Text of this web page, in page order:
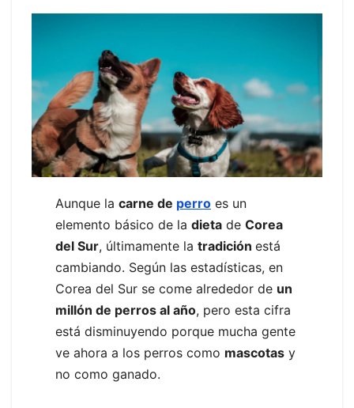
Aunque la carne de perro es un
elemento básico de la dieta de Corea
del Sur, últimamente la tradición está
cambiando. Según las estadísticas, en
Corea del Sur se come alrededor de un
millón de perros al año, pero esta cifra
está disminuyendo porque mucha gente
ve ahora a los perros como mascotas y
no como ganado.